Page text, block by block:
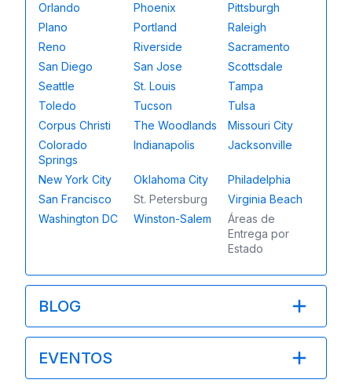
Orlando
Phoenix
Pittsburgh
Plano
Portland
Raleigh
Reno
Riverside
Sacramento
San Diego
San Jose
Scottsdale
Seattle
St. Louis
Tampa
Toledo
Tucson
Tulsa
Corpus Christi
The Woodlands
Missouri City
Colorado
Springs
Indianapolis Jacksonville
New York City Oklahoma City
Philadelphia
San Francisco
St. Petersburg
Virginia Beach
Washington DC
Winston-Salem
Áreas de
Entrega por
Estado
BLOG
EVENTOS